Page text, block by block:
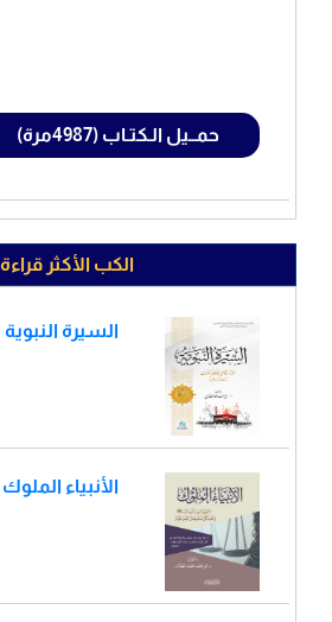
حمــيل الـكتـاب (4987مرة)
الكب الأكثر قراءة
السيرة النبوية
الأنبياء الملوك